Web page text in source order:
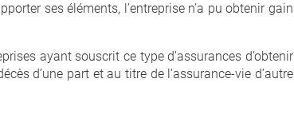
ses éléments, l’entreprise n’a pu obtenir gain
ayant souscrit ce type d’assurances d’obtenir
d’une part et au titre de l’assurance-vie d’autre